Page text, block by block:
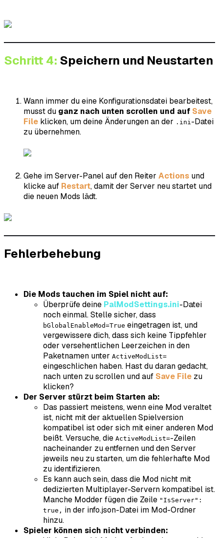
Schritt 4: Speichern und Neustarten
Wann immer du eine Konfigurationsdatei bearbeitest,
musst du ganz nach unten scrollen und auf Save
File klicken, um deine Änderungen an der .ini-Datei
zu übernehmen.
Gehe im Server-Panel auf den Reiter Actions und
klicke auf Restart, damit der Server neu startet und
die neuen Mods lädt.
Fehlerbehebung
Die Mods tauchen im Spiel nicht auf:
Überprüfe deine PalModSettings.ini-Datei
noch einmal. Stelle sicher, dass
bGlobalEnableMod=True eingetragen ist, und
vergewissere dich, dass sich keine Tippfehler
oder versehentlichen Leerzeichen in den
Paketnamen unter ActiveModList=
eingeschlichen haben. Hast du daran gedacht,
nach unten zu scrollen und auf Save File zu
klicken?
Der Server stürzt beim Starten ab:
Das passiert meistens, wenn eine Mod veraltet
ist, nicht mit der aktuellen Spielversion
kompatibel ist oder sich mit einer anderen Mod
beißt. Versuche, die ActiveModList=-Zeilen
nacheinander zu entfernen und den Server
jeweils neu zu starten, um die fehlerhafte Mod
zu identifizieren.
Es kann auch sein, dass die Mod nicht mit
dedizierten Multiplayer-Servern kompatibel ist.
Manche Modder fügen die Zeile "IsServer":
true, in der info.json-Datei im Mod-Ordner
hinzu.
Spieler können sich nicht verbinden: